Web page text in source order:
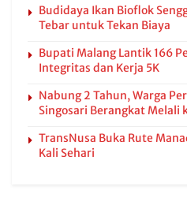
Budidaya Ikan Bioflok
Tebar untuk Tekan Biaya
Bupati Malang Lantik 166
Integritas dan Kerja 5K
Nabung 2 Tahun, Warga
Singosari Berangkat Melali
TransNusa Buka Rute
Kali Sehari